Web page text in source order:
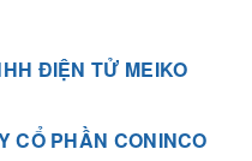
ĐIỆN TỬ MEIKO
CỔ PHẦN CONINCO